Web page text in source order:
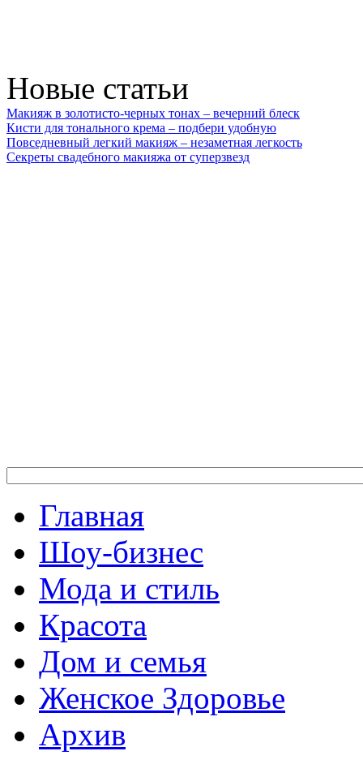
Новые статьи
Макияж в золотисто-черных тонах – вечерний блеск
Кисти для тонального крема – подбери удобную
Повседневный легкий макияж – незаметная легкость
Секреты свадебного макияжа от суперзвезд
Главная
Шоу-бизнес
Мода и стиль
Красота
Дом и семья
Женское Здоровье
Архив